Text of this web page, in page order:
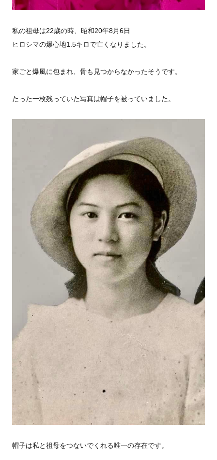
私の祖母は22歳の時、昭和20年8月6日
ヒロシマの爆心地1.5キロで亡くなりました。
家ごと爆風に包まれ、骨も見つからなかったそうです。
たった一枚残っていた写真は帽子を被っていました。
帽子は私と祖母をつないでくれる唯一の存在です。